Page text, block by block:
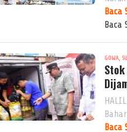
Baca
Baca
GOWA
Baca